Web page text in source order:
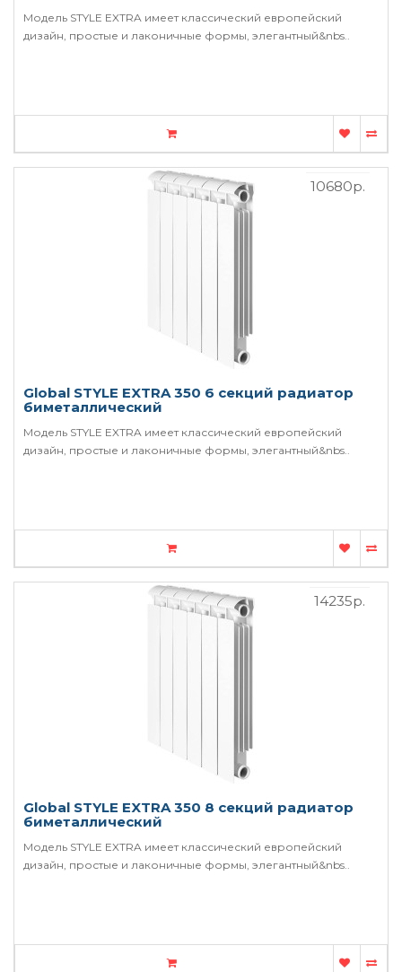
Модель STYLE EXTRA имеет классический европейский
дизайн, простые и лаконичные формы, элегантный&nbs..
Global STYLE EXTRA 350 6 секций радиатор
биметаллический
Модель STYLE EXTRA имеет классический европейский
дизайн, простые и лаконичные формы, элегантный&nbs..
10680р.
Global STYLE EXTRA 350 8 секций радиатор
биметаллический
Модель STYLE EXTRA имеет классический европейский
дизайн, простые и лаконичные формы, элегантный&nbs..
14235р.